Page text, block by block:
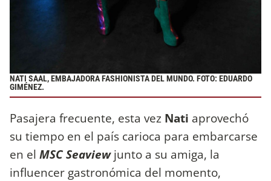
NATI SAAL, EMBAJADORA FASHIONISTA DEL MUNDO. FOTO: EDUARDO
GIMÉNEZ.
Pasajera frecuente, esta vez Nati aprovechó
su tiempo en el país carioca para embarcarse
en el MSC Seaviewjunto a su amiga, la
influencer gastronómica del momento,